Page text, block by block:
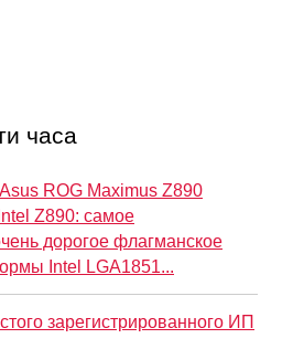
часа
ROG Maximus Z890
Z890: самое
дорогое флагманское
Intel LGA1851...
зарегистрированного ИП